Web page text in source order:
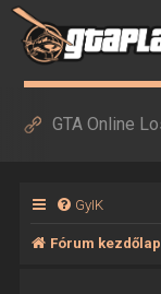
GTA Online
GyIK
Fórum kezdőlap